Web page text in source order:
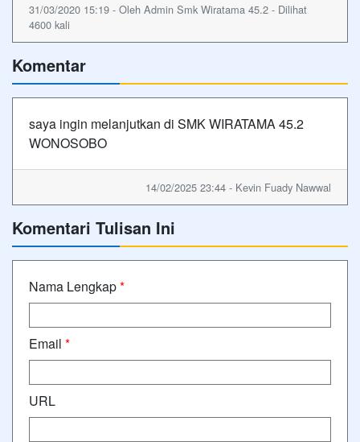
31/03/2020 15:19 - Oleh Admin Smk Wiratama 45.2 - Dilihat
4600 kali
Komentar
saya ingin melanjutkan di SMK WIRATAMA 45.2
WONOSOBO
14/02/2025 23:44 - Kevin Fuady Nawwal
Komentari Tulisan Ini
Nama Lengkap*
Email *
URL